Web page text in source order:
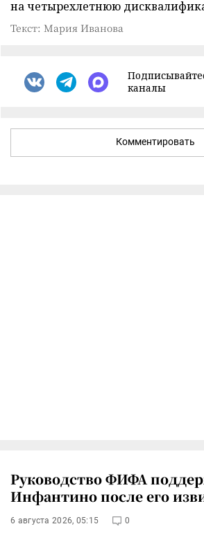
на четырехлетнюю
Текст: Мария Иванова
каналы
Комментировать
Руководство ФИФА
Инфантино после его
6 августа 2026, 05:15 0